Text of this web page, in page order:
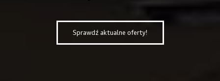
Sprawdź aktualne oferty!